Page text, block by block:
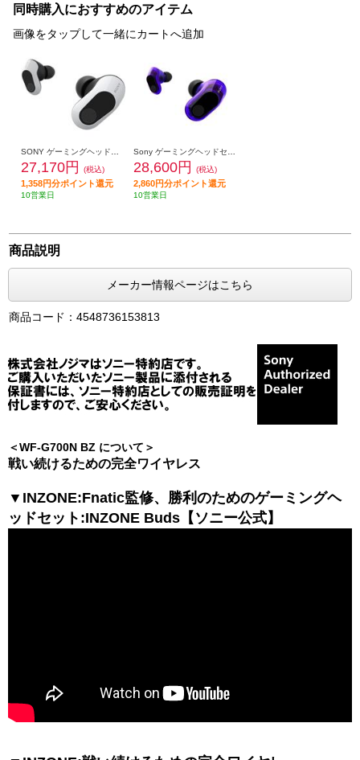
同時購入におすすめのアイテム
画像をタップして一緒にカートへ追加
27,170円 (税込)
1,358円分ポイント還元
10営業日
28,600円 (税込)
2,860円分ポイント還元
10営業日
商品説明
メーカー情報ページはこちら
商品コード：4548736153813
＜WF-G700N BZ について＞
戦い続けるための完全ワイヤレス
▼INZONE:Fnatic監修、勝利のためのゲーミングヘ
ッドセット:INZONE Buds【ソニー公式】